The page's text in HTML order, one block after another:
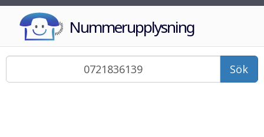
Nummerupplysning
Sök